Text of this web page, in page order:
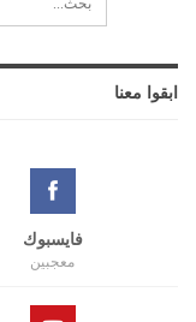
ابقوا معنا
فايسبوك
معجبين